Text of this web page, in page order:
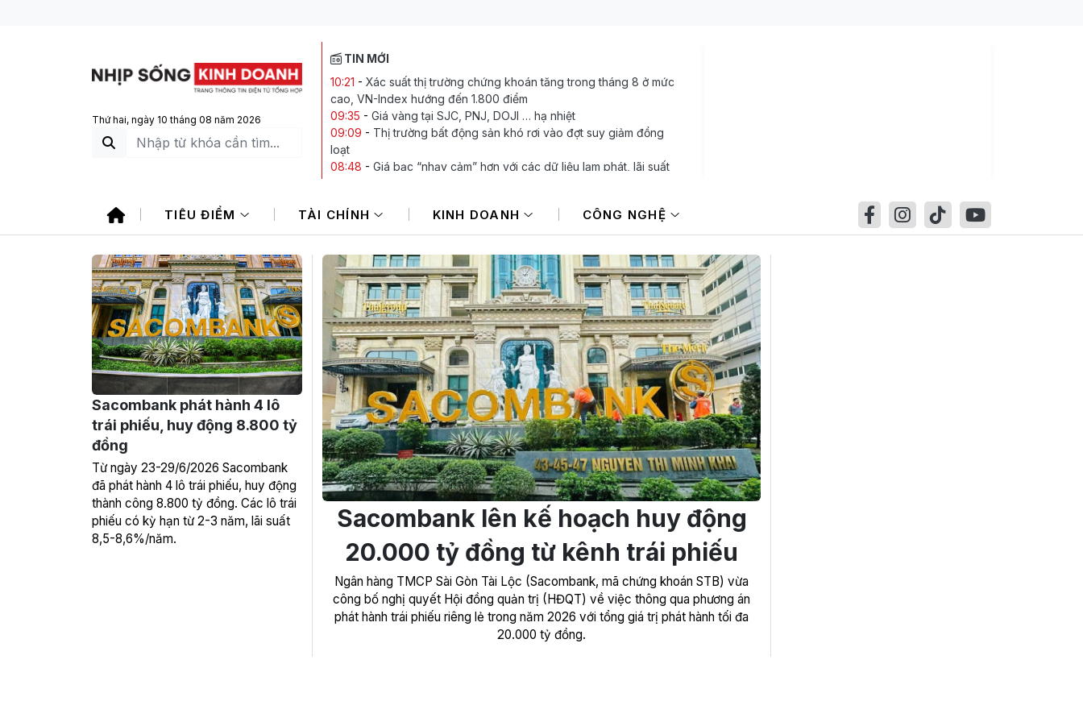
Thứ hai, ngày 10 tháng 08 năm 2026
TIN MỚI
10:21 - Xác suất thị trường chứng khoán tăng trong tháng 8 ở mức
cao, VN-Index hướng đến 1.800 điểm
09:35 - Giá vàng tại SJC, PNJ, DOJI … hạ nhiệt
09:09 - Thị trường bất động sản khó rơi vào đợt suy giảm đồng
loạt
08:48 - Giá bạc “nhạy cảm” hơn với các dữ liệu lạm phát, lãi suất
08:27- Tập đoàn Đèo Cả đang nghiên cứu đầu tư nhiều dự án với
tổng mức đầu tư dự kiến gần 350.000 tỷ đồng
TIÊU ĐIỂM TÀI CHÍNH KINH DOANH CÔNG NGHỆ
Sacombank phát hành 4 lô
trái phiếu, huy động 8.800 tỷ
đồng
Từ ngày 23-29/6/2026 Sacombank
đã phát hành 4 lô trái phiếu, huy động
thành công 8.800 tỷ đồng. Các lô trái
phiếu có kỳ hạn từ 2-3 năm, lãi suất
8,5-8,6%/năm.
Sacombank lên kế hoạch huy động
20.000 tỷ đồng từ kênh trái phiếu
Ngân hàng TMCP Sài Gòn Tài Lộc (Sacombank, mã chứng khoán STB) vừa
công bố nghị quyết Hội đồng quản trị (HĐQT) về việc thông qua phương án
phát hành trái phiếu riêng lẻ trong năm 2026 với tổng giá trị phát hành tối đa
20.000 tỷ đồng.